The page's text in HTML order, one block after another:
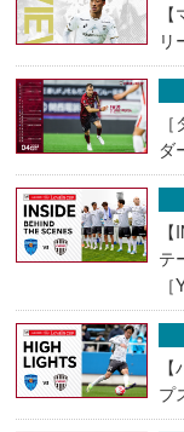
リ
ダ
テ
プ